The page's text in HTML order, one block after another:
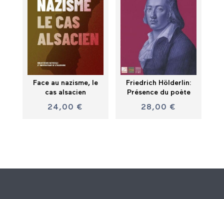
Face au nazisme, le
cas alsacien
24,00 €
Friedrich Hölderlin:
Présence du poète
28,00 €